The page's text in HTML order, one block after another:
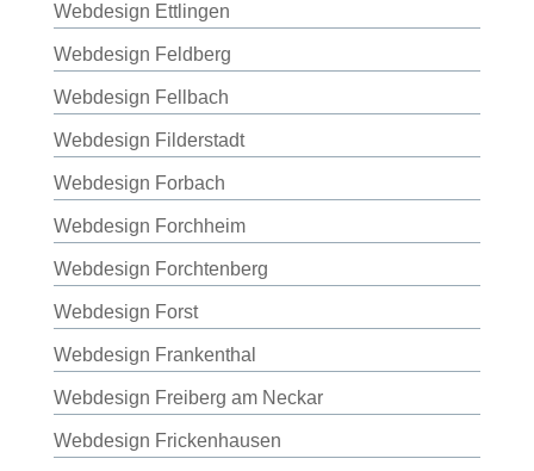
Webdesign Ettlingen
Webdesign Feldberg
Webdesign Fellbach
Webdesign Filderstadt
Webdesign Forbach
Webdesign Forchheim
Webdesign Forchtenberg
Webdesign Forst
Webdesign Frankenthal
Webdesign Freiberg am Neckar
Webdesign Frickenhausen